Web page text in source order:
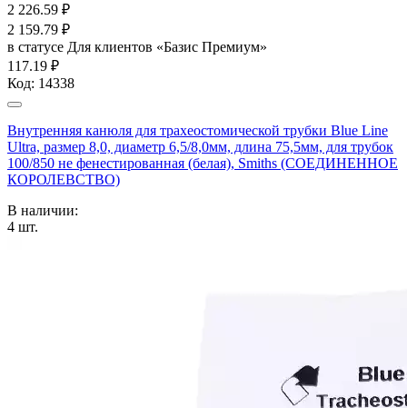
2 226.59 ₽
2 159.79 ₽
в статусе Для клиентов «Базис Премиум»
117.19 ₽
Код: 14338
Внутренняя канюля для трахеостомической трубки Blue Line
Ultra, размер 8,0, диаметр 6,5/8,0мм, длина 75,5мм, для трубок
100/850 не фенестированная (белая), Smiths (СОЕДИНЕННОЕ
КОРОЛЕВСТВО)
В наличии:
4 шт.